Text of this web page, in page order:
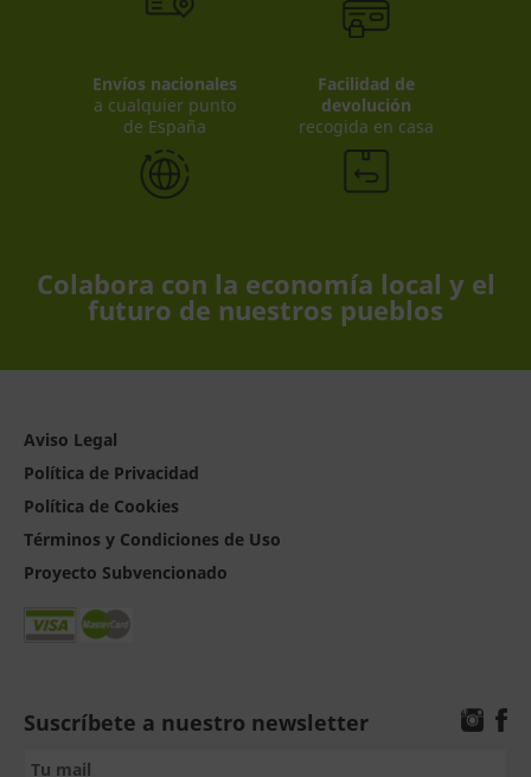
Envíos nacionales
a cualquier punto
de España
Facilidad de
devolución
recogida en casa
Colabora con la economía local y el
futuro de nuestros pueblos
Aviso Legal
Política de Privacidad
Política de Cookies
Términos y Condiciones de Uso
Proyecto Subvencionado
Suscríbete a nuestro newsletter